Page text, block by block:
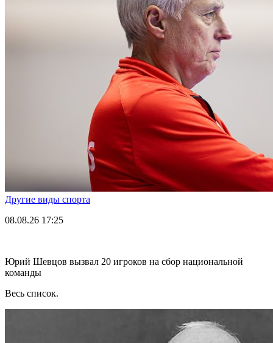
Другие виды спорта
08.08.26 17:25
Юрий Шевцов вызвал 20 игроков на сбор национальной
команды
Весь список.